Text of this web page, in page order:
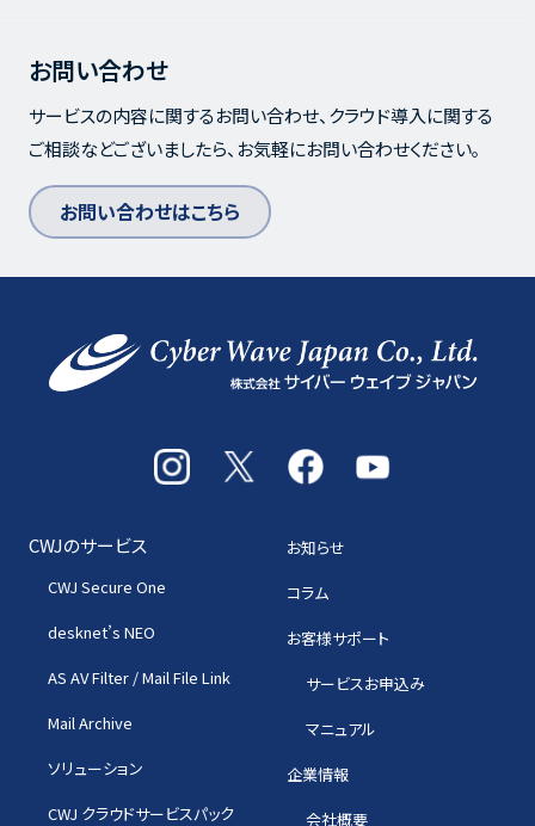
お問い合わせ
サービスの内容に関するお問い合わせ、クラウド導入に関する
ご相談などございましたら、お気軽にお問い合わせください｡
お問い合わせはこちら
CWJのサービス
CWJ Secure One
desknet’s NEO
AS AV Filter / Mail File Link
Mail Archive
ソリューション
CWJ クラウドサービスパック
お知らせ
コラム
お客様サポート
サービスお申込み
マニュアル
企業情報
会社概要